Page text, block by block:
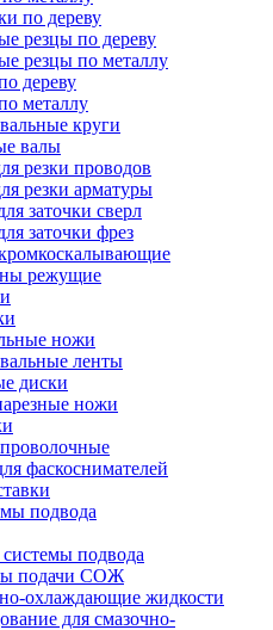
по дереву
резцы по дереву
резцы по металлу
дереву
металлу
круги
валы
резки проводов
резки арматуры
заточки сверл
заточки фрез
режущие
ножи
ленты
диски
ножи
фаскоснимателей
подвода
подвода
подачи СОЖ
охлаждающие жидкости
для смазочно-